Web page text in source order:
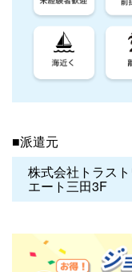
■派遣元
株式会社トラス
エート三田3F